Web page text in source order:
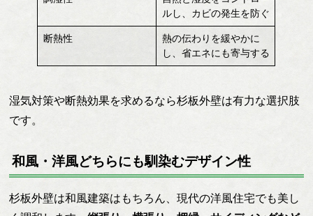
ルし、カビの発生を防ぐ
断熱性
熱の伝わりを緩やかに
し、省エネにも寄与する
湿気対策や断熱効果を求めるなら杉板外壁は有力な選択肢
です。
和風・洋風どちらにも馴染むデザイン性
杉板外壁は和風建築はもちろん、現代の洋風住宅でも美し